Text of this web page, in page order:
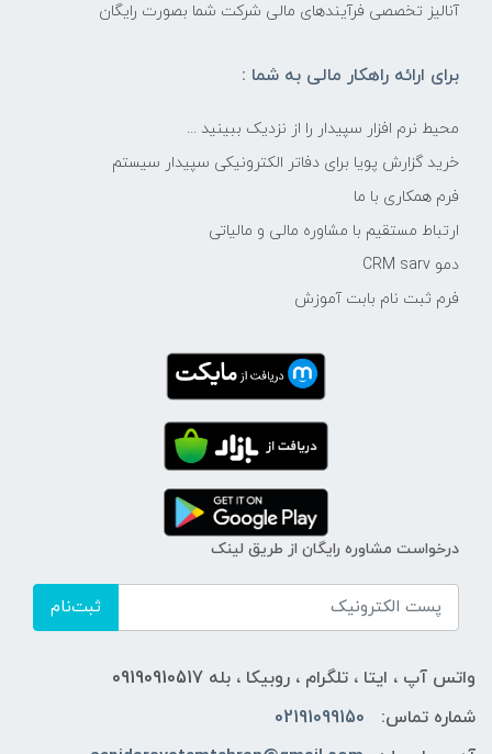
آنالیز تخصصی فرآیندهای مالی شرکت شما بصورت رایگان
برای ارائه راهکار مالی به شما :
محیط نرم افزار سپیدار را از نزدیک ببینید ...
خرید گزارش پویا برای دفاتر الکترونیکی سپیدار سیستم
فرم همکاری با ما
ارتباط مستقیم با مشاوره مالی و مالیاتی
دمو CRM sarv
فرم ثبت نام بابت آموزش
درخواست مشاوره رایگان از طریق لینک
ثبت‌نام
واتس آپ ، ایتا ، تلگرام ، روبیکا ، بله 09190910517
شماره تماس:
02191099150